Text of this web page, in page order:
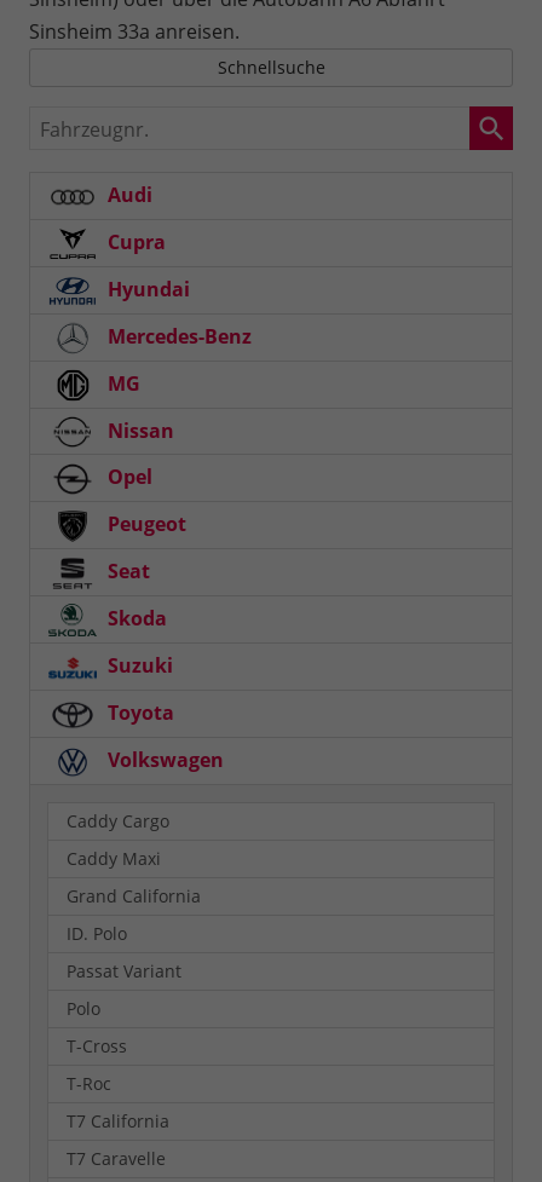
Sinsheim 33a anreisen.
Schnellsuche
Fahrzeugnr.
Audi
Cupra
Hyundai
Mercedes-Benz
MG
Nissan
Opel
Peugeot
Seat
Skoda
Suzuki
Toyota
Volkswagen
Caddy Cargo
Caddy Maxi
Grand California
ID. Polo
Passat Variant
Polo
T-Cross
T-Roc
T7 California
T7 Caravelle